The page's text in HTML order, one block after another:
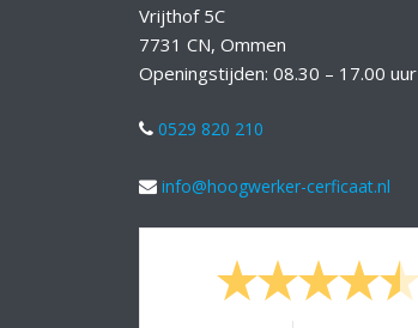
Vrijthof 5C
7731 CN, Ommen
Openingstijden: 08.30 – 17.00 uur
0529 820 210
info@hoogwerker-cerficaat.nl